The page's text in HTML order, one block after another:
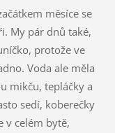
měsíce se
My pár dnů také,
protože ve
Voda ale měla
mikču, tepláčky a
sedí, koberečky
v celém bytě,